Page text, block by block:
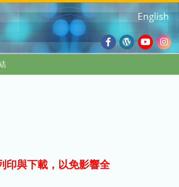
Facebook
Wordpress
Blog
English
印與下載，以免影響全